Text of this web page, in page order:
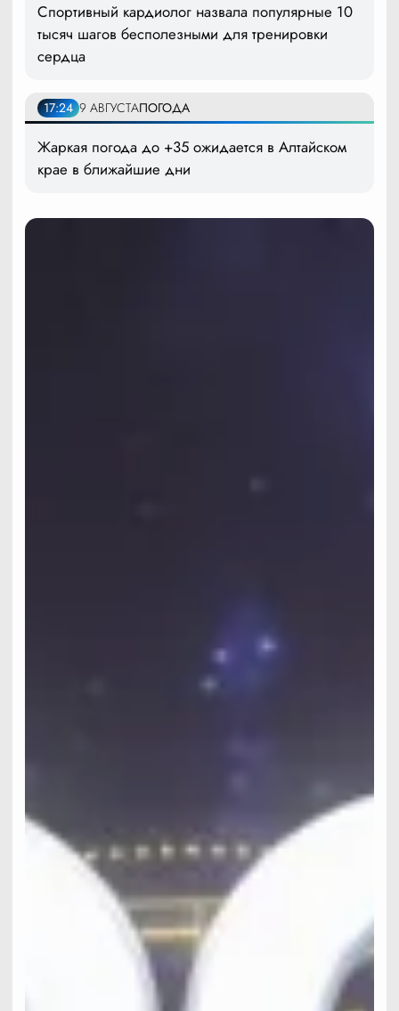
Спортивный кардиолог назвала популярные 10
тысяч шагов бесполезными для тренировки
сердца
17:24 9 АВГУСТАПОГОДА
Жаркая погода до +35 ожидается в Алтайском
крае в ближайшие дни